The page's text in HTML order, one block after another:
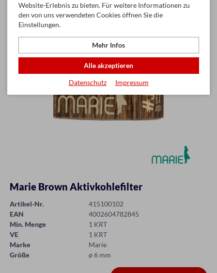
Marie Brown Aktivkohlefilter
Artikel-Nr.
415100102
EAN
4002604782845
Min. Menge
1 KRT
VE
1 KRT
Marke
Marie
Größe
ø 6 mm
Website-Erlebnis zu bieten. Für weitere Informationen zu
den von uns verwendeten Cookies öffnen Sie die
Einstellungen.
Mehr Infos
Alle akzeptieren
Datenschutz Impressum